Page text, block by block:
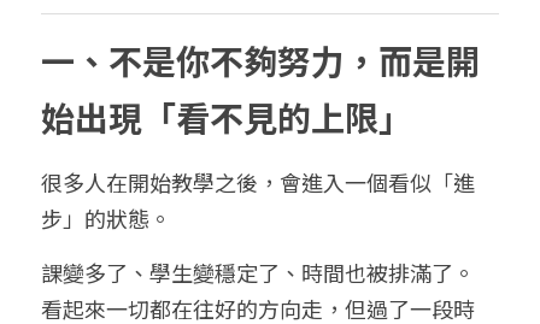
一、不是你不夠努力，而是開
始出現「看不見的上限」
很多人在開始教學之後，會進入一個看似「進
步」的狀態。
課變多了、學生變穩定了、時間也被排滿了。
看起來一切都在往好的方向走，但過了一段時